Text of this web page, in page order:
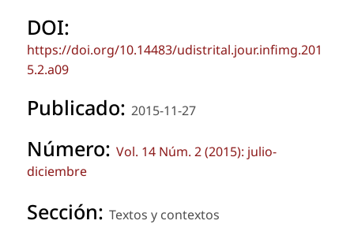
DOI:
https://doi.org/10.14483/udistrital.jour.infimg.201
5.2.a09
Publicado: 2015-11-27
Número: Vol. 14 Núm. 2 (2015): julio-
diciembre
Sección: Textos y contextos